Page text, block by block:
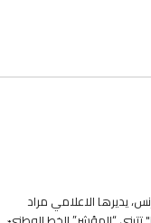
يديرها الاعلامي مراد